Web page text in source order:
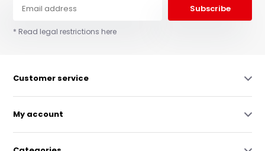
Subscribe
* Read legal restrictions here
Customer service
My account